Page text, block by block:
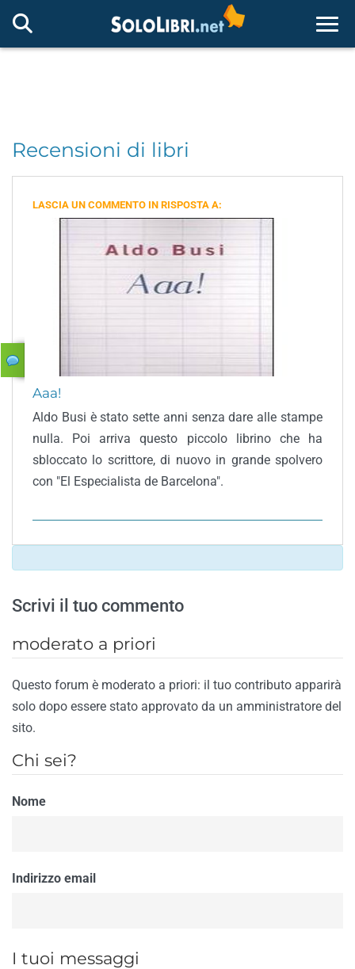
Recensioni di libri
LASCIA UN COMMENTO IN RISPOSTA A:
Aaa!
Aldo Busi è stato sette anni senza dare alle stampe
nulla. Poi arriva questo piccolo librino che ha
sbloccato lo scrittore, di nuovo in grande spolvero
con "El Especialista de Barcelona".
Scrivi il tuo commento
moderato a priori
Questo forum è moderato a priori: il tuo contributo apparirà
solo dopo essere stato approvato da un amministratore del
sito.
Chi sei?
Nome
Indirizzo email
I tuoi messaggi